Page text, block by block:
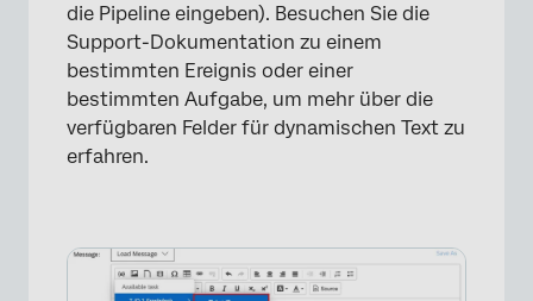
die Pipeline eingeben). Besuchen Sie die
Support-Dokumentation zu einem
bestimmten Ereignis oder einer
bestimmten Aufgabe, um mehr über die
verfügbaren Felder für dynamischen Text zu
erfahren.